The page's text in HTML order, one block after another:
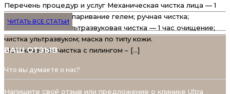
Перечень процедур и услуг Механическая чистка лица — 1
час очищение; распаривание гелем; ручная чистка;
лечебная маска. Ультразвуковая чистка — 1 час очищение;
чистка ультразвуком; маска по типу кожи.
Механическая чистка с пилингом – […]
ЧИТАТЬ ВСЕ СТАТЬИ
ВАШ ОТЗЫВ
Что вы думаете о нас?
Напишите свой отзыв или предложение о клинике Ultra